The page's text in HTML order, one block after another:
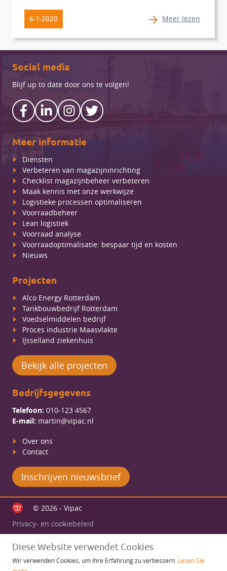
6-1-2020 Meer lezen
Social media
Blijf up to date door ons te volgen!
Meer informatie
Diensten
Verbeteren van magazijninrichting
Checklist magazijnbeheer verbeteren
Maak kennis met onze werkwijze
Logistieke processen optimaliseren
Voorraadbeheer
Lean logistiek
Voorraad analyse
Voorraadoptimalisatie: bespaar tijd en kosten
Nieuws
Projecten
Alco Energy Rotterdam
Tankbouwbedrijf Rotterdam
Voedselmiddelen bedrijf
Proces industrie Maasvlakte
IJsselland ziekenhuis
Bekijk alle projecten
Bedrijfsgegevens
Telefoon: 010-123 4567
E-mail: martin@vipac.nl
Over ons
Contact
Inschrijven nieuwsbrief
© 2026 - Vipac
Privacy- en cookiebeleid
Diese Website verwendet Cookies
Wir verwenden Cookies, um Ihre Erfahrung zu verbessern. Lesen Sie